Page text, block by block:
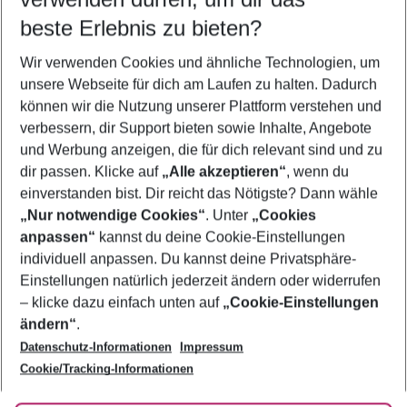
5-8 Nächte
2 Erwachsene Keine Kinder
Mehr Filter anzeigen
Footer
Footer navigation
Über uns
AGB
Bestpreisgarantie
Cookie-Einstellungen ändern
Cookie-Richtlinie
Agenturbetreuung
Barrierefreies Reisen
Folge uns
beste Erlebnis zu bieten?
Wir verwenden Cookies und ähnliche Technologien, um
unsere Webseite für dich am Laufen zu halten. Dadurch
können wir die Nutzung unserer Plattform verstehen und
verbessern, dir Support bieten sowie Inhalte, Angebote
und Werbung anzeigen, die für dich relevant sind und zu
dir passen. Klicke auf „Alle akzeptieren“, wenn du
einverstanden bist. Dir reicht das Nötigste? Dann wähle
„Nur notwendige Cookies“. Unter „Cookies
anpassen“ kannst du deine Cookie-Einstellungen
individuell anpassen. Du kannst deine Privatsphäre-
Einstellungen natürlich jederzeit ändern oder widerrufen
– klicke dazu einfach unten auf „Cookie-Einstellungen
ändern“.
Datenschutz-Informationen
Impressum
Cookie/Tracking-Informationen